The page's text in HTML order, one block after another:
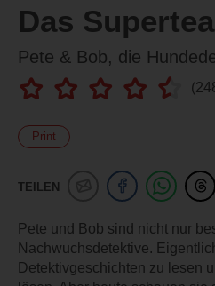
Das
Pete & Bob, die
(
Print
TEILEN
Pete und Bob sind nicht nur
Nachwuchsdetektive.
Detektivgeschichten zu lesen